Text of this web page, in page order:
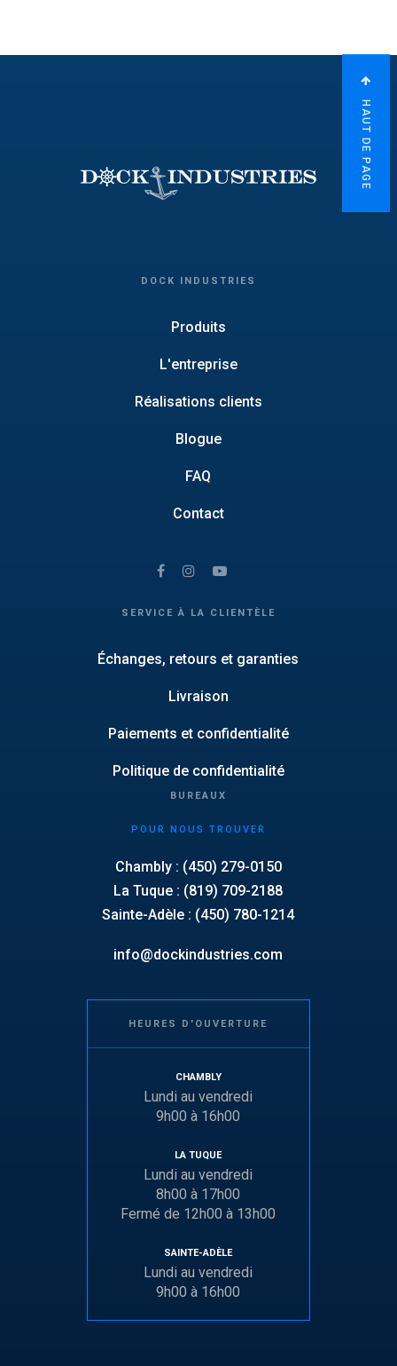
HAUT DE PAGE
DOCK INDUSTRIES
Produits
L'entreprise
Réalisations clients
Blogue
FAQ
Contact
SERVICE À LA CLIENTÈLE
Échanges, retours et garanties
Livraison
Paiements et confidentialité
Politique de confidentialité
BUREAUX
POUR NOUS TROUVER
Chambly : (450) 279-0150
La Tuque : (819) 709-2188
Sainte-Adèle : (450) 780-1214
info@dockindustries.com
HEURES D'OUVERTURE
CHAMBLY
Lundi au vendredi
9h00 à 16h00
LA TUQUE
Lundi au vendredi
8h00 à 17h00
Fermé de 12h00 à 13h00
SAINTE-ADÈLE
Lundi au vendredi
9h00 à 16h00